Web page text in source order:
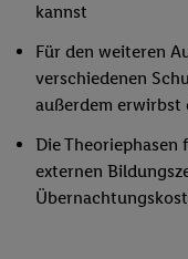
kannst
Für den weiteren
verschiedenen
außerdem erwirbst
Die
externen